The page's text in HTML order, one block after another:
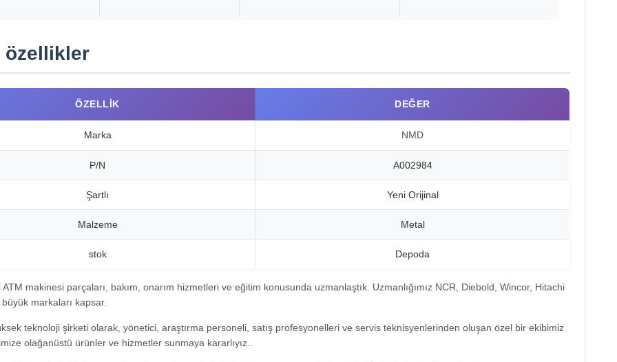
özellikler
ÖZELLIK DEĞER
Marka NMD
P/N A002984
Şartlı Yeni Orijinal
Malzeme Metal
stok Depoda
makinesi parçaları, bakım, onarım hizmetleri ve eğitim konusunda uzmanlaştık. Uzmanlığımız NCR, Diebold, Wincor, Hitachi
markaları kapsar.
teknoloji şirketi olarak, yönetici, araştırma personeli, satış profesyonelleri ve servis teknisyenlerinden oluşan özel bir ekibimiz
olağanüstü ürünler ve hizmetler sunmaya kararlıyız..